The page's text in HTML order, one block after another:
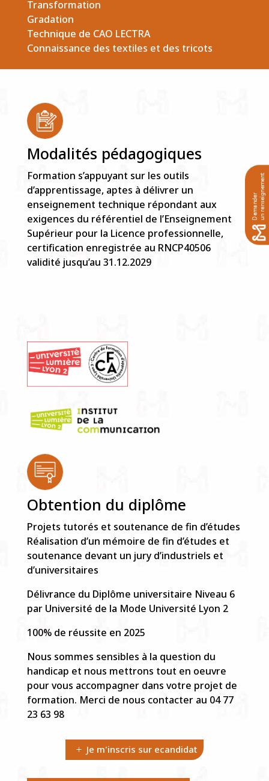
Transformation
Gradation
Technique de CAO LECTRA
Connaissance des textiles et des tricots
Modalités pédagogiques
Formation s’appuyant sur les outils
d’apprentissage, aptes à délivrer un
enseignement technique répondant aux
exigences du référentiel de l’Enseignement
Supérieur pour la Licence professionnelle,
certification enregistrée au RNCP40506
validité jusqu’au 31.12.2029
Obtention du diplôme
Projets tutorés et soutenance de fin d’études
Réalisation d’un mémoire de fin d’études et
soutenance devant un jury d’industriels et
d’universitaires
Délivrance du Diplôme universitaire Niveau 6
par Université de la Mode Université Lyon 2
100% de réussite en 2025
Nous sommes sensibles à la question du
handicap et nous mettrons tout en oeuvre
pour vous accompagner dans votre projet de
formation. Merci de nous contacter au 04 77
23 63 98
Je m'inscris sur ecandidat